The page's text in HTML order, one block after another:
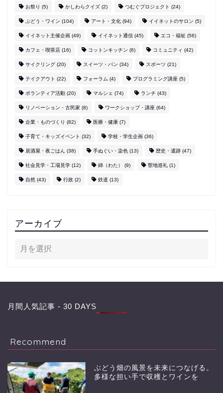
お祭り (5) かしわらクイズ (2) つむぐプロジェクト (24)
ぶどう・ワイン (104) アート・文化 (94) イイネットのサロン (5)
イイネット主催企画 (49) イイネット通信 (45) エコ・福祉 (56)
カフェ・喫茶店 (16) コットンキッチン (6) コミュニティ (42)
サイクリング (20) スイーツ・パン (34) スポーツ (21)
テイクアウト (22) フォーラム (4) プログラミング講座 (5)
ボランティア活動 (20) マルシェ (74) ランチ (43)
リノベーション・古民家 (8) ワークショップ・講座 (64)
企業・ものづくり (82) 医療・健康 (7)
子育て・キッズイベント (32) 学校・学生企画 (36)
居酒屋・夜ごはん (38) 手ぬぐい・染色 (13) 歴史・遺跡 (47)
社会見学・工場見学 (12) 綿（わた） (9) 聖地巡礼 (1)
自然 (43) 行政 (2) 鉄道 (13)
アーカイブ
月間人気記事 - 30 DAYS
Recommend
ぶどう畑の風景を未来につなげる。
多様な担い手で収穫とワインを